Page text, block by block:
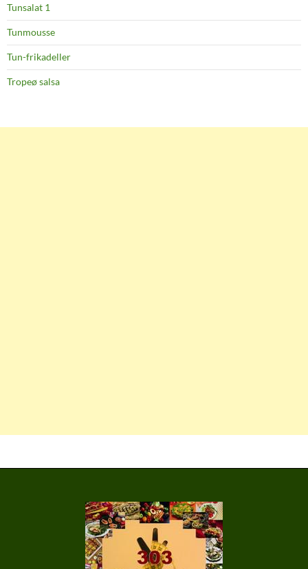
Tunsalat 1
Tunmousse
Tun-frikadeller
Tropeø salsa